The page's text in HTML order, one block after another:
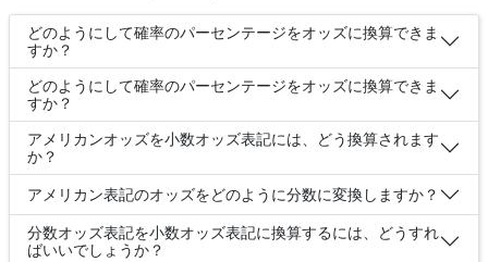
どのようにして確率のパーセンテージをオッズに換算できま
すか？
どのようにして確率のパーセンテージをオッズに換算できま
すか？
アメリカンオッズを小数オッズ表記には、どう換算されます
か？
アメリカン表記のオッズをどのように分数に変換しますか？
分数オッズ表記を小数オッズ表記に換算するには、どうすれ
ばいいでしょうか？